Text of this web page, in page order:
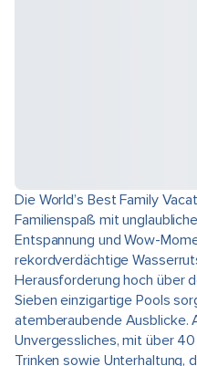
Die World’s Best Family
Familienspaß mit
Entspannung und Wow-
rekordverdächtige
Herausforderung hoch über
Sieben einzigartige Pools
atemberaubende Ausblicke.
Unvergessliches, mit über
Trinken sowie Unterhaltung,